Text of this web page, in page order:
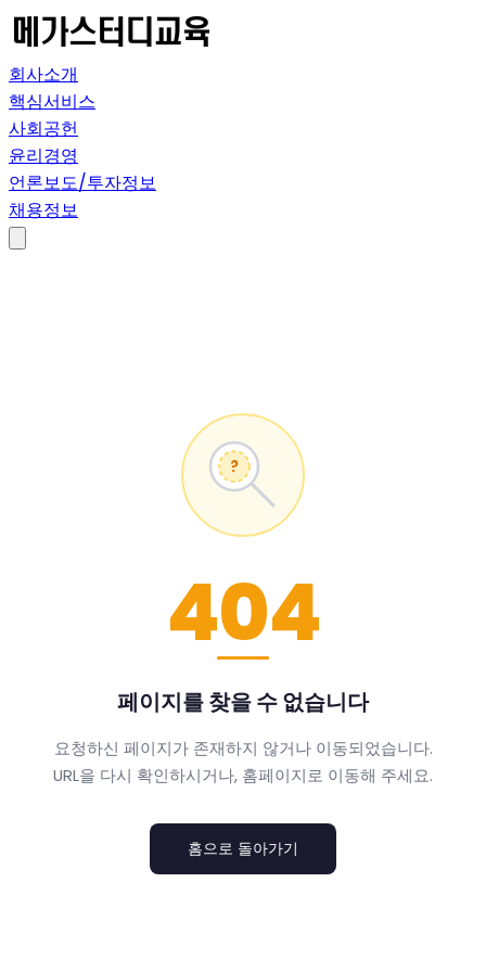
회사소개
핵심서비스
사회공헌
윤리경영
언론보도/투자정보
채용정보
?
404
페이지를 찾을 수 없습니다
요청하신 페이지가 존재하지 않거나 이동되었습니다.
URL을 다시 확인하시거나, 홈페이지로 이동해 주세요.
홈으로 돌아가기